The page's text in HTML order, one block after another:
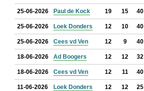
25-06-2026 Paul de Kock 19 15 40
25-06-2026 Loek Donders 12 10 40
25-06-2026 Cees vd Ven 12 9 40
18-06-2026 Ad Boogers 12 12 32
18-06-2026 Cees vd Ven 12 11 40
11-06-2026 Loek Donders 12 12 25